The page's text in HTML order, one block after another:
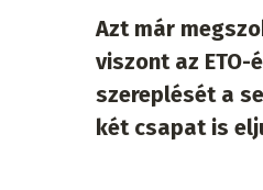
Azt már
viszont az
szereplését a
két csapat is